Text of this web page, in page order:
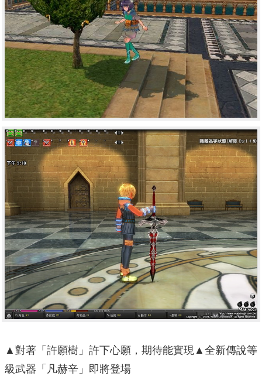
▲對著「許願樹」許下心願，期待能實現▲全新傳說等
級武器「凡赫辛」即將登場